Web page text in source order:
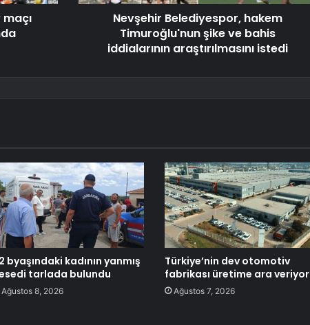
Nevşehir Belediyespor, hakem
Timuroğlu'nun şike ve bahis
iddialarının araştırılmasını istedi
byaşındaki kadının yanmış
tarlada bulundu
Ağustos 8, 2026
Türkiye’nin dev otomotiv
fabrikası üretime ara veriyor
Ağustos 7, 2026